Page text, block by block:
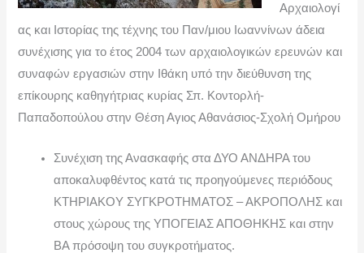
Αρχαιολογί
ας και Ιστορίας της τέχνης του Παν/μιου Ιωαννίνων άδεια
συνέχισης για το έτος 2004 των αρχαιολογικών ερευνών και
συναφών εργασιών στην Ιθάκη υπό την διεύθυνση της
επίκουρης καθηγήτριας κυρίας Σπ. Κοντορλή-
Παπαδοπούλου στην Θέση Αγιος Αθανάσιος-Σχολή Ομήρου
Συνέχιση της Ανασκαφής στα ΔΥΟ ΑΝΔΗΡΑ του
αποκαλυφθέντος κατά τις προηγούμενες περιόδους
ΚΤΗΡΙΑΚΟΥ ΣΥΓΚΡΟΤΗΜΑΤΟΣ – ΑΚΡΟΠΟΛΗΣ και
στους χώρους της ΥΠΟΓΕΙΑΣ ΑΠΟΘΗΚΗΣ και στην
ΒΑ πρόσοψη του συγκροτήματος.